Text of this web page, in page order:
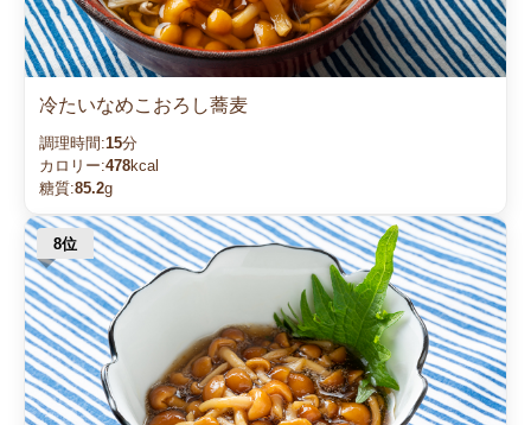
冷たいなめこおろし蕎麦
調理時間:15分
カロリー:478kcal
糖質:85.2g